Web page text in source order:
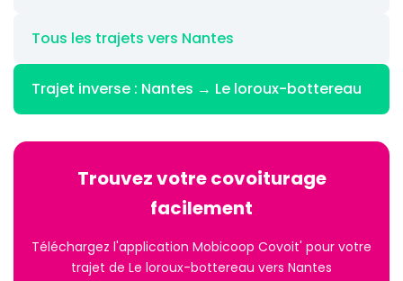
Tous les trajets vers Nantes
Trajet inverse : Nantes → Le loroux-bottereau
Trouvez votre covoiturage
facilement
Téléchargez l'application Mobicoop Covoit' pour votre
trajet de Le loroux-bottereau vers Nantes